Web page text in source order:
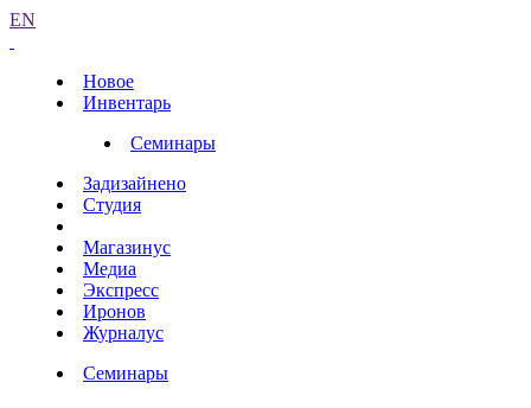
EN
Новое
Инвентарь
Семинары
Задизайнено
Студия
Магазинус
Медиа
Экспресс
Иронов
Журналус
Семинары